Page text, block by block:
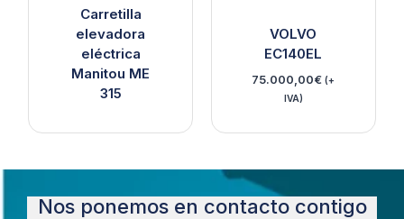
Carretilla
elevadora
eléctrica
Manitou ME
315
VOLVO
EC140EL
75.000,00€ (+
IVA)
Nos ponemos en contacto contigo